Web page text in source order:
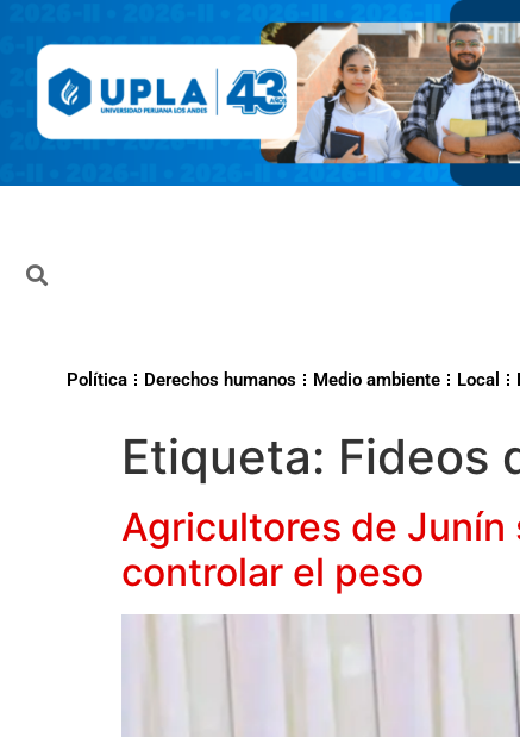
Política Derechos humanos Medio ambiente Local
Etiqueta: Fideos
Agricultores de Junín
controlar el peso